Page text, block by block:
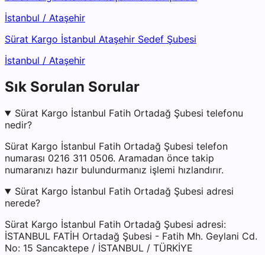
İstanbul / Ataşehir
Sürat Kargo İstanbul Ataşehir Sedef Şubesi
İstanbul / Ataşehir
Sık Sorulan Sorular
Sürat Kargo İstanbul Fatih Ortadağ Şubesi telefonu
nedir?
Sürat Kargo İstanbul Fatih Ortadağ Şubesi telefon
numarası 0216 311 0506. Aramadan önce takip
numaranızı hazır bulundurmanız işlemi hızlandırır.
Sürat Kargo İstanbul Fatih Ortadağ Şubesi adresi
nerede?
Sürat Kargo İstanbul Fatih Ortadağ Şubesi adresi:
İSTANBUL FATİH Ortadağ Şubesi - Fatih Mh. Geylani Cd.
No: 15 Sancaktepe / İSTANBUL / TÜRKİYE